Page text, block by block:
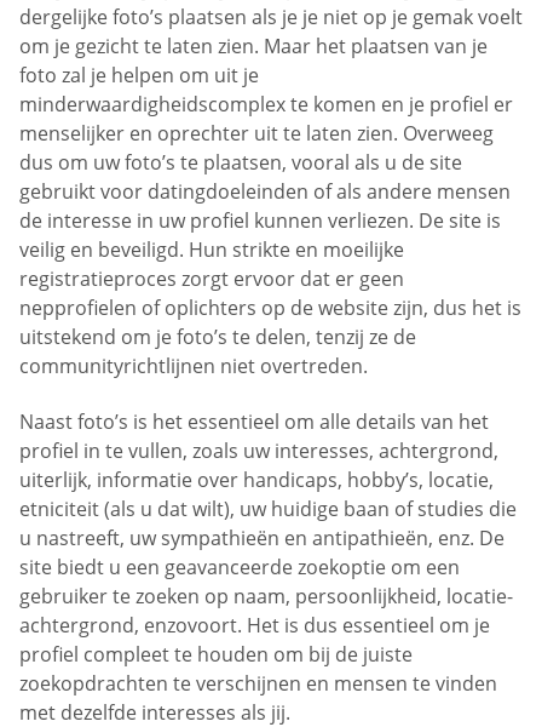
dergelijke foto’s plaatsen als je je niet op je gemak voelt
om je gezicht te laten zien. Maar het plaatsen van je
foto zal je helpen om uit je
minderwaardigheidscomplex te komen en je profiel er
menselijker en oprechter uit te laten zien. Overweeg
dus om uw foto’s te plaatsen, vooral als u de site
gebruikt voor datingdoeleinden of als andere mensen
de interesse in uw profiel kunnen verliezen. De site is
veilig en beveiligd. Hun strikte en moeilijke
registratieproces zorgt ervoor dat er geen
nepprofielen of oplichters op de website zijn, dus het is
uitstekend om je foto’s te delen, tenzij ze de
communityrichtlijnen niet overtreden.
Naast foto’s is het essentieel om alle details van het
profiel in te vullen, zoals uw interesses, achtergrond,
uiterlijk, informatie over handicaps, hobby’s, locatie,
etniciteit (als u dat wilt), uw huidige baan of studies die
u nastreeft, uw sympathieën en antipathieën, enz. De
site biedt u een geavanceerde zoekoptie om een
gebruiker te zoeken op naam, persoonlijkheid, locatie-
achtergrond, enzovoort. Het is dus essentieel om je
profiel compleet te houden om bij de juiste
zoekopdrachten te verschijnen en mensen te vinden
met dezelfde interesses als jij.